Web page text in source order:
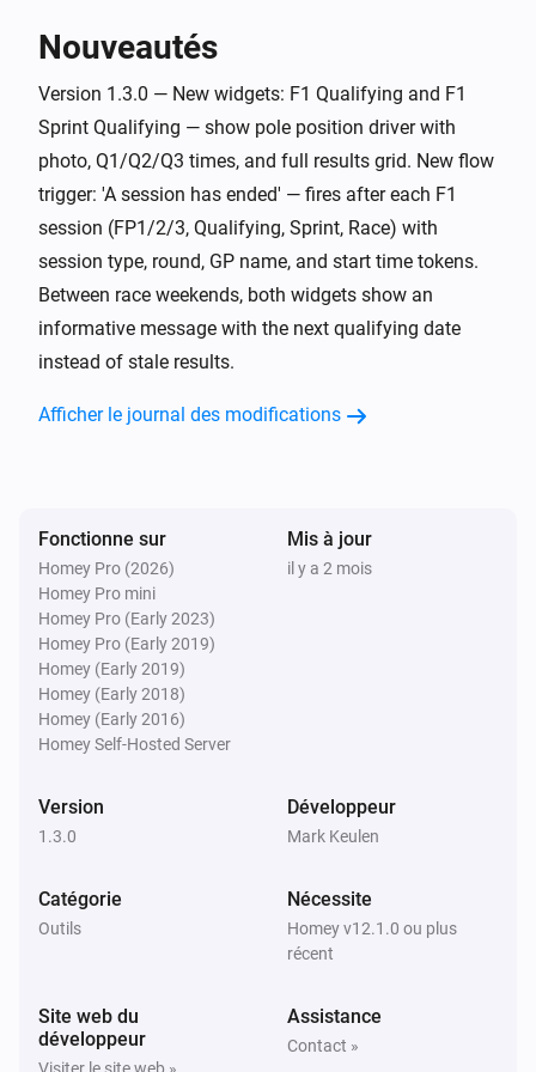
Volledig future proof
actuele jaar op via de API. Nieuwe kalender? Geen
F1 Tracker Pro
Sprint qualifying starts now
Sprint starts in
F1 Tracker Pro
Sprint starts now
Et...
F1 Tracker Pro
This week is a race weekend
F1 Tracker Pro
The race starts in
F1 Tracker Pro
There is a race today
There is a session within X Unit
It is a sprint weekend
F1 Tracker Pro
Force refresh F1 schedule
Nouveautés
Version 1.3.0 — New widgets: F1 Qualifying and F1
Sprint Qualifying — show pole position driver with
photo, Q1/Q2/Q3 times, and full results grid. New flow
trigger: 'A session has ended' — fires after each F1
session (FP1/2/3, Qualifying, Sprint, Race) with
session type, round, GP name, and start time tokens.
Between race weekends, both widgets show an
informative message with the next qualifying date
instead of stale results.
Afficher le journal des modifications
Fonctionne sur
Homey Pro (2026)
Homey Pro mini
Homey Pro (Early 2023)
Homey Pro (Early 2019)
Homey (Early 2019)
Homey (Early 2018)
Homey (Early 2016)
Homey Self-Hosted Server
Mis à jour
il y a 2 mois
Version
1.3.0
Développeur
Mark Keulen
Catégorie
Outils
Nécessite
Homey v12.1.0 ou plus
récent
Site web du
développeur
Assistance
Contact »